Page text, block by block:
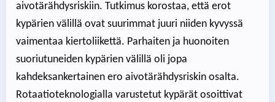
aivotärähdysriskiin. Tutkimus korostaa, että erot
kypärien välillä ovat suurimmat juuri niiden kyvyssä
vaimentaa kiertoliikettä. Parhaiten ja huonoiten
suoriutuneiden kypärien välillä oli jopa
kahdeksankertainen ero aivotärähdysriskin osalta.
Rotaatioteknologialla varustetut kypärät osoittivat